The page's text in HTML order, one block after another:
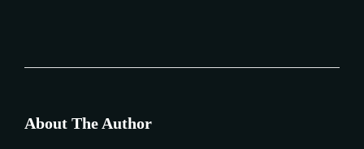
About The Author